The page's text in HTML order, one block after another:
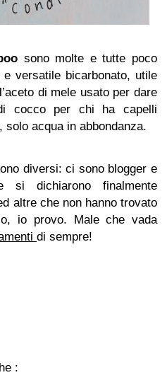
sono molte e tutte poco
versatile bicarbonato, utile
di mele usato per dare
cocco per chi ha capelli
acqua in abbondanza.
diversi: ci sono blogger e
si dichiarono finalmente
altre che non hanno trovato
io provo. Male che vada
di sempre!
: